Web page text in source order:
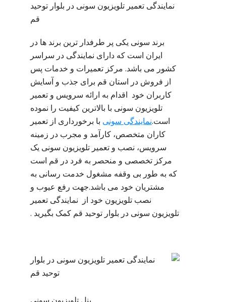
نمایندگی تعمیر تلویزیون سونی در بلوار توحید
قم
برند سونی یکی پر طرفدار ترین برند ها در
ایران است که دارای نمایندگی در سراسر
کشور می باشد. مرکز تعمیرات و خدمات پس
از فروش در استان قم برای جذب و آسایش
کاربران خود اقدام به ارائه سرویس و تعمیر
تلویزیون سونی با بالاترین کیفیت را نموده
است.نمایندگی سونی با برخورداری از تعمیر
کاران متخصص، کارآمد و مجرب در زمینه
سرویس، نصب و تعمیر تلویزیون سونی یک
مرکز تخصصی و منحصر به فرد در قم است
که به طور بی وقفه مشغول خدمت رسانی به
مشتریان خود می باشد.جهت رفع عیوب و
نصب تلویزیون خود از نمایندگی تعمیر
تلویزیون سونی در بلوار توحید قم کمک بگیرید .